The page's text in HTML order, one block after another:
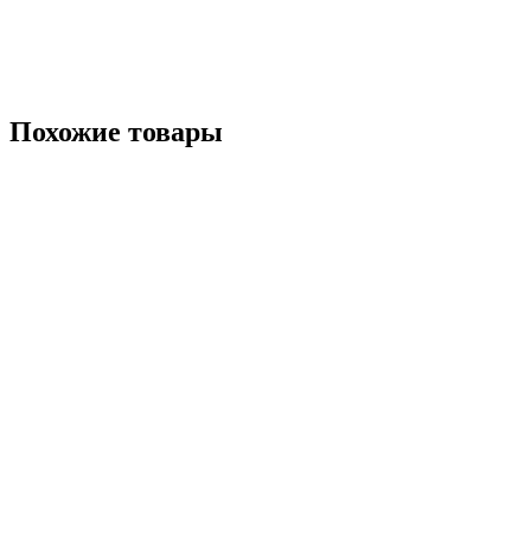
Похожие товары